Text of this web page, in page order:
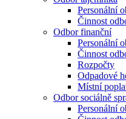
Personální
Činnost
Odbor finanční
Personální
Činnost
Rozpočty
Odpadové
Místní
Odbor sociálně
Personální